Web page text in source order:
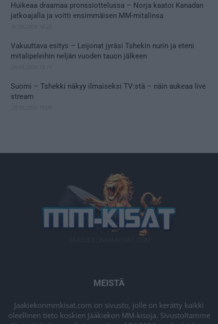
Huikeaa draamaa pronssiottelussa – Norja kaatoi Kanadan
jatkoajalla ja voitti ensimmäisen MM-mitalinsa
Vakuuttava esitys – Leijonat jyräsi Tshekin nurin ja eteni
mitalipeleihin neljän vuoden tauon jälkeen
Suomi – Tshekki näkyy ilmaiseksi TV:stä – näin aukeaa live
stream
MEISTÄ
Jaakiekonmmkisat.com on sivusto, jolle on kerätty kaikki
oleellinen tieto koskien Jääkiekon MM-kisoja. Sivustoltamme